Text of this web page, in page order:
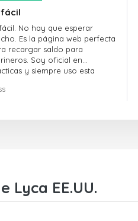
fácil
No hay que esperar
Es la página web perfecta
recargar saldo para
Soy oficial en
y siempre uso esta
Lyca EE.UU.